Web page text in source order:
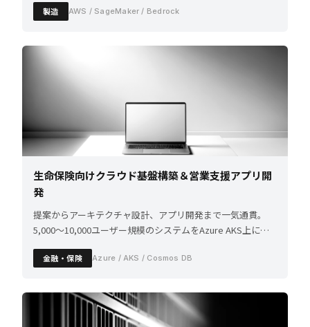
製造 AWS / SageMaker / Bedrock
生命保険向けクラウド基盤構築＆営業支援アプリ開
発
提案からアーキテクチャ設計、アプリ開発まで一気通貫。
5,000〜10,000ユーザー規模のシステムをAzure AKS上に構
金融・保険 Azure / AKS / Cosmos DB